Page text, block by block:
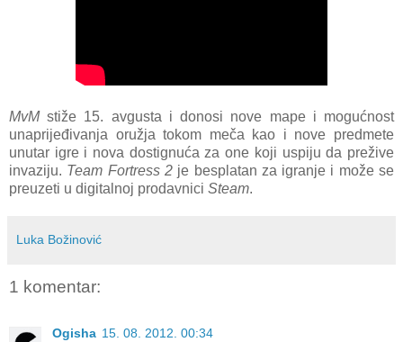
MvMstiže 15. avgusta i donosi nove mape i mogućnost
unaprijeđivanja oružja tokom meča kao i nove predmete
unutar igre i nova dostignuća za one koji uspiju da prežive
invaziju. Team Fortress 2je besplatan za igranje i može se
preuzeti u digitalnoj prodavnici Steam.
Luka Božinović
1 komentar:
Ogisha 15. 08. 2012. 00:34